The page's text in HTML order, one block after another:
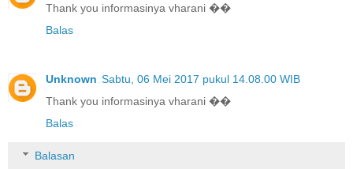
Thank you informasinya vharani ��
Balas
Unknown Sabtu, 06 Mei 2017 pukul 14.08.00 WIB
Thank you informasinya vharani ��
Balas
Balasan